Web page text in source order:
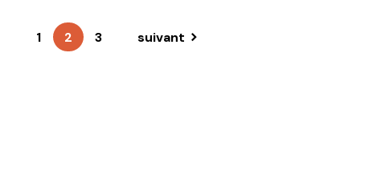
1 2 3 suivant